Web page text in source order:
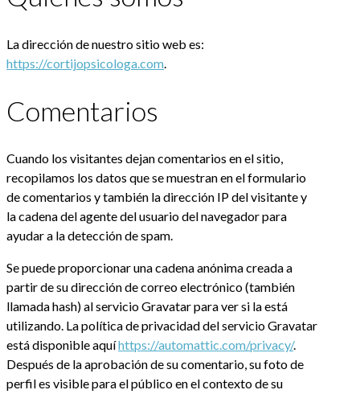
La dirección de nuestro sitio web es:
https://cortijopsicologa.com
Comentarios
Cuando los visitantes dejan comentarios en el sitio,
recopilamos los datos que se muestran en el formulario
de comentarios y también la dirección IP del visitante y
la cadena del agente del usuario del navegador para
ayudar a la detección de spam.
Se puede proporcionar una cadena anónima creada a
partir de su dirección de correo electrónico (también
llamada hash) al servicio Gravatar para ver si la está
utilizando. La política de privacidad del servicio Gravatar
está disponible aquíhttps://automattic.com/privacy/.
Después de la aprobación de su comentario, su foto de
perfil es visible para el público en el contexto de su